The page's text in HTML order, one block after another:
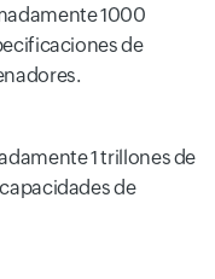
1000
de
1 trillones de
de